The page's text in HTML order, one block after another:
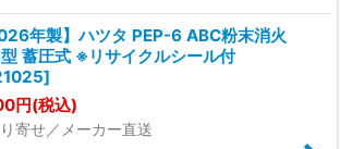
年製】ハツタ PEP-6 ABC粉末消火
蓄圧式 ※リサイクルシール付
]
円(税込)
寄せ／メーカー直送